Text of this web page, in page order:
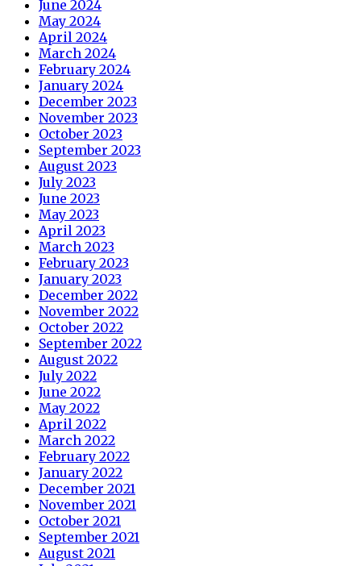
June 2024
May 2024
April 2024
March 2024
February 2024
January 2024
December 2023
November 2023
October 2023
September 2023
August 2023
July 2023
June 2023
May 2023
April 2023
March 2023
February 2023
January 2023
December 2022
November 2022
October 2022
September 2022
August 2022
July 2022
June 2022
May 2022
April 2022
March 2022
February 2022
January 2022
December 2021
November 2021
October 2021
September 2021
August 2021